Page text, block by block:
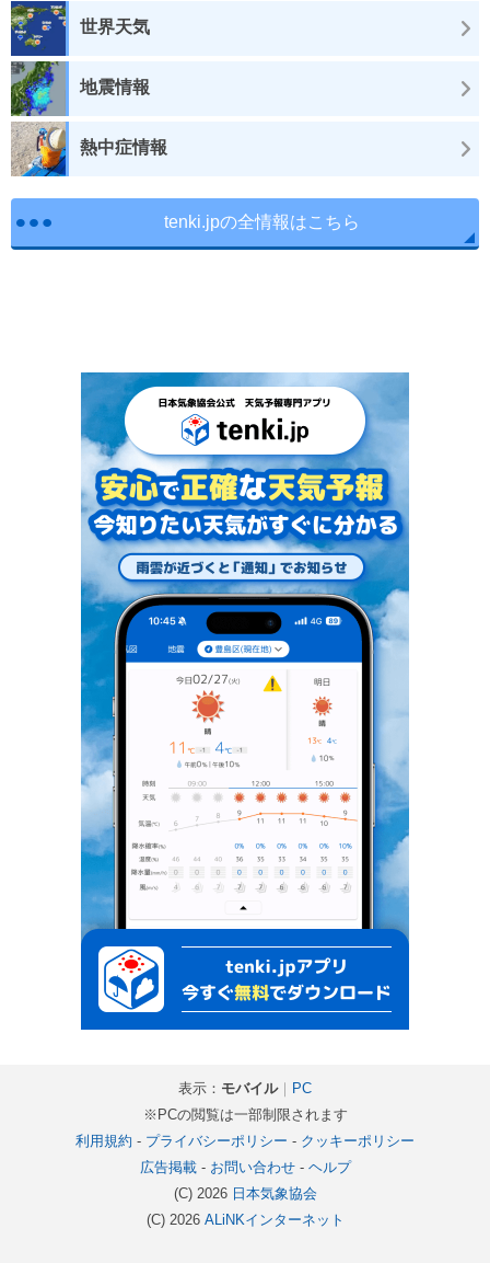
世界天気
地震情報
熱中症情報
tenki.jpの全情報はこちら
表示： モバイル｜ PC
※PCの閲覧は一部制限されます
利用規約 - プライバシーポリシー - クッキーポリシー
広告掲載- お問い合わせ- ヘルプ
(C) 2026 日本気象協会
(C) 2026 ALiNKインターネット